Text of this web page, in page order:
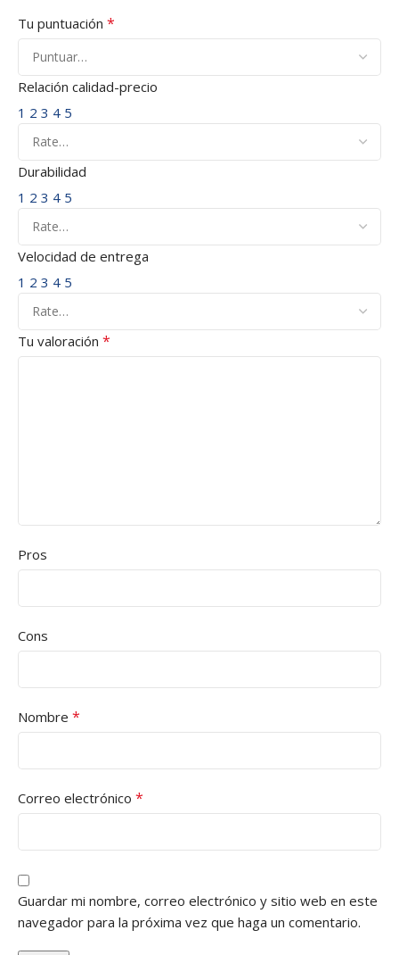
Tu puntuación *
Relación calidad-precio
1 2 3 4 5
Durabilidad
1 2 3 4 5
Velocidad de entrega
1 2 3 4 5
Tu valoración *
Pros
Cons
Nombre *
Correo electrónico *
Guardar mi nombre, correo electrónico y sitio web en este
navegador para la próxima vez que haga un comentario.